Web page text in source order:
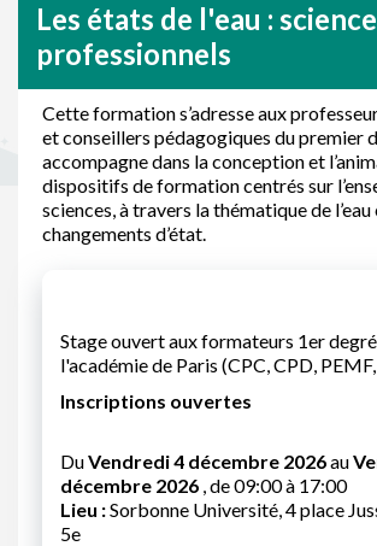
Les états de l'eau :
professionnels
Cette formation s’adresse aux
et conseillers pédagogiques du premier
accompagne dans la conception et
dispositifs de formation centrés sur
sciences, à travers la thématique de l’eau
changements d’état.
Stage ouvert aux formateurs 1er
l'académie de Paris (CPC, CPD,
Inscriptions ouvertes
DuVendredi 4 décembre 2026au
décembre 2026 , de 09:00 à 17:00
Lieu :Sorbonne Université, 4 place
5e